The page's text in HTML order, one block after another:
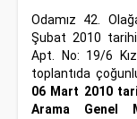
Odamız 42.
Şubat 2010
Apt. No: 19/6
toplantıda
06 Mart 2010
Arama Genel